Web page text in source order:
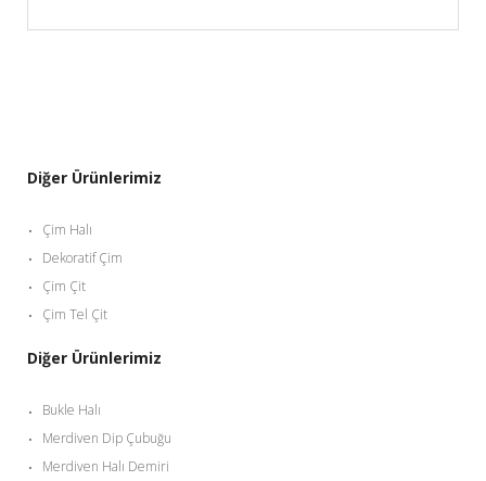
Diğer Ürünlerimiz
Çim Halı
Dekoratif Çim
Çim Çit
Çim Tel Çit
Diğer Ürünlerimiz
Bukle Halı
Merdiven Dip Çubuğu
Merdiven Halı Demiri